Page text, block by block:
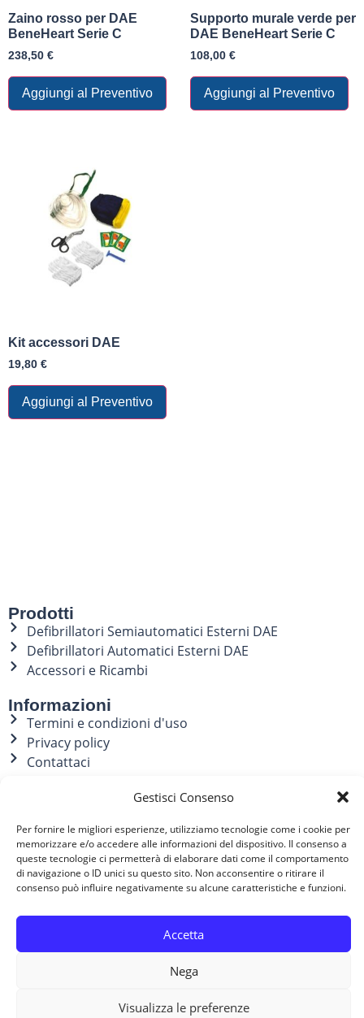
Gestisci Consenso
Per fornire le migliori esperienze, utilizziamo tecnologie come i cookie per
memorizzare e/o accedere alle informazioni del dispositivo. Il consenso a
queste tecnologie ci permetterà di elaborare dati come il comportamento
di navigazione o ID unici su questo sito. Non acconsentire o ritirare il
consenso può influire negativamente su alcune caratteristiche e funzioni.
Accetta
Nega
Visualizza le preferenze
Zaino rosso per DAE
BeneHeart Serie C
238,50 €
Aggiungi al Preventivo
Supporto murale verde per
DAE BeneHeart Serie C
108,00 €
Aggiungi al Preventivo
Kit accessori DAE
19,80 €
Aggiungi al Preventivo
Prodotti
Defibrillatori Semiautomatici Esterni DAE
Defibrillatori Automatici Esterni DAE
Accessori e Ricambi
Informazioni
Termini e condizioni d'uso
Privacy policy
Contattaci
Indirizzi
Storico ordini
Contatti
051 0935879